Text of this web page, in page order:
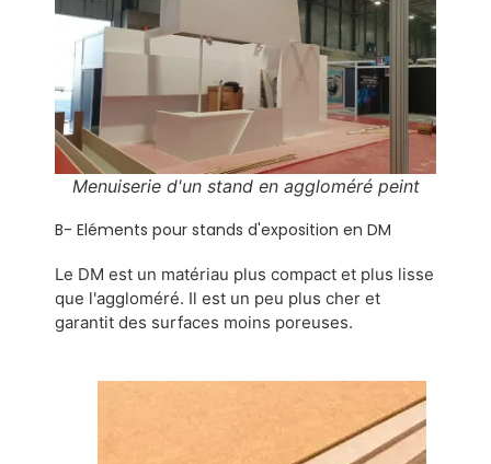
Menuiserie d'un stand en aggloméré peint
B- Eléments pour stands d'exposition en DM
Le DM est un matériau plus compact et plus lisse
que l'aggloméré. Il est un peu plus cher et
garantit des surfaces moins poreuses.